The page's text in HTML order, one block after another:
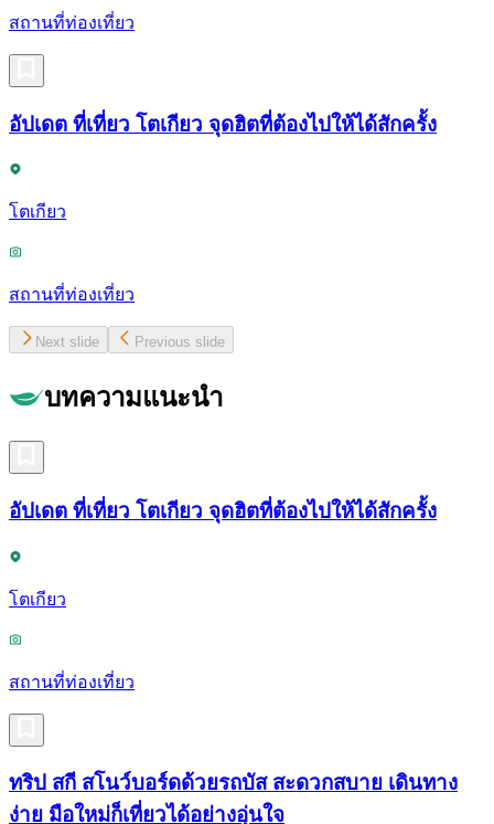
สถานที่ท่องเที่ยว
อัปเดต ที่เที่ยว โตเกียว จุดฮิตที่ต้องไปให้ได้สักครั้ง
โตเกียว
สถานที่ท่องเที่ยว
Next slide Previous slide
บทความแนะนำ
อัปเดต ที่เที่ยว โตเกียว จุดฮิตที่ต้องไปให้ได้สักครั้ง
โตเกียว
สถานที่ท่องเที่ยว
ทริป สกี สโนว์บอร์ดด้วยรถบัส สะดวกสบาย เดินทาง
ง่าย มือใหม่ก็เที่ยวได้อย่างอุ่นใจ